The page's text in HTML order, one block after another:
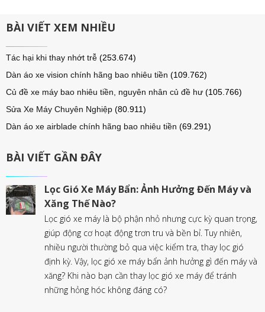
BÀI VIẾT XEM NHIỀU
Tác hại khi thay nhớt trễ (253.674)
Dàn áo xe vision chính hãng bao nhiêu tiền (109.762)
Củ đề xe máy bao nhiêu tiền, nguyên nhân củ đề hư (105.766)
Sửa Xe Máy Chuyên Nghiệp (80.911)
Dàn áo xe airblade chính hãng bao nhiêu tiền (69.291)
BÀI VIẾT GẦN ĐÂY
Lọc Gió Xe Máy Bẩn: Ảnh Hưởng Đến Máy và
Xăng Thế Nào?
Lọc gió xe máy là bộ phận nhỏ nhưng cực kỳ quan trọng,
giúp động cơ hoạt động trơn tru và bền bỉ. Tuy nhiên,
nhiều người thường bỏ qua việc kiểm tra, thay lọc gió
định kỳ. Vậy, lọc gió xe máy bẩn ảnh hưởng gì đến máy và
xăng? Khi nào bạn cần thay lọc gió xe máy để tránh
những hỏng hóc không đáng có?